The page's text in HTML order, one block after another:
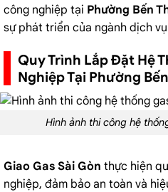
công nghiệp tại Phường Bến
sự phát triển của ngành dịch
Quy Trình Lắp Đặt Hệ
Nghiệp Tại Phường
Hình ảnh thi công hệ
Giao Gas Sài Gòn thực hiện
nghiệp, đảm bảo an toàn và